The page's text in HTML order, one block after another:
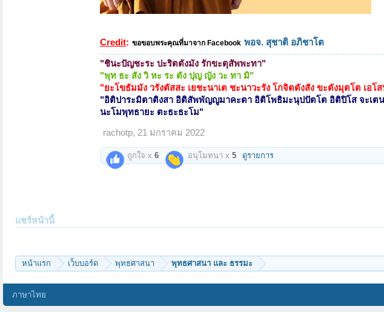
Credit: ขอขอบพระคุณที่มาจาก Facebook พอจ. สุชาติ อภิชาโต
"ชินะปัญชะระ ปะริตตังมัง รักขะตุสัพพะทา"
"พุท ธะ สัง วิ หะ ระ ตัง ปุญ ญัง วะ ทา มิ"
"ยะโขธัมมัง วรังตัสสะ เยชะนาเต ชะนาวะรัง โกจิตตังสัง ขะตังมุตโต เอโ
"อิติปาระมิตาติงสา อิติสัพพัญญูมาคะตา อิติโพธิมะนุปปัตโต อิติปิโส จะเต
นะโมพุทธายะ ตะธะธะโม"
rachotp, 21 มกราคม 2022
ถูกใจ x 6 อนุโมทนา x 5 ดูรายการ
แชร์หน้านี้
หน้าแรก เว็บบอร์ด พุทธศาสนา พุทธศาสนา และ ธรรมะ
ภาษาไทย